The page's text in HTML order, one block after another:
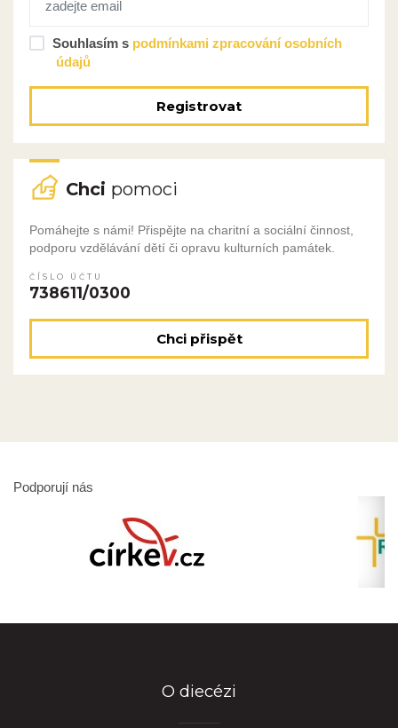
Souhlasím s podmínkami zpracování osobních
údajů
Registrovat
Chci pomoci
Pomáhejte s námi! Přispějte na charitní a sociální činnost,
podporu vzdělávání dětí či opravu kulturních památek.
ČÍSLO ÚČTU
738611/0300
Chci přispět
Podporují nás
O diecézi